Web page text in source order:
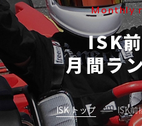
Monthly
ISK
月間ラ
ISK トップ ISK前